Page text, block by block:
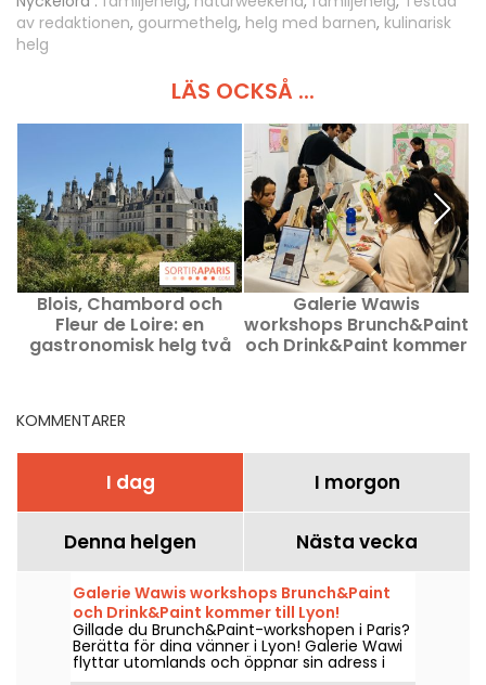
av redaktionen, gourmethelg, helg med barnen, kulinarisk
helg
LÄS OCKSÅ ...
Blois, Chambord och
Fleur de Loire: en
gastronomisk helg två
Galerie Wawis
workshops Brunch&Paint
och Drink&Paint kommer
KOMMENTARER
I dag I morgon
Denna helgen Nästa vecka
Galerie Wawis workshops Brunch&Paint
och Drink&Paint kommer till Lyon!
Gillade du Brunch&Paint-workshopen i Paris?
Berätta för dina vänner i Lyon! Galerie Wawi
flyttar utomlands och öppnar sin adress i
Lyon på boulevard des Belges, med målet